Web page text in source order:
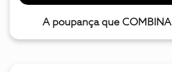
A poupança que COMBINA